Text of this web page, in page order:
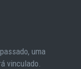
uma
vinculado.